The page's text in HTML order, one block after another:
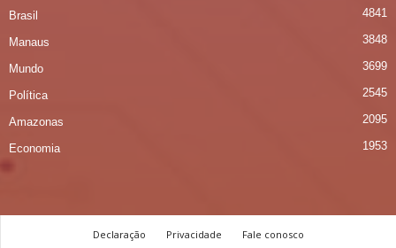
Brasil 4841
Manaus 3848
Mundo 3699
Política 2545
Amazonas 2095
Economia 1953
Declaração Privacidade Fale conosco